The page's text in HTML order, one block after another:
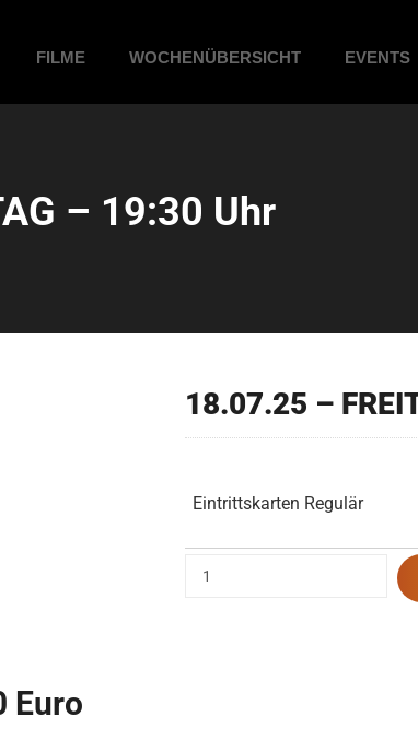
FILME WOCHENÜBERSICHT EVENTS
– 19:30 Uhr
18.07.25 –
Eintrittskarten Regulär
Euro